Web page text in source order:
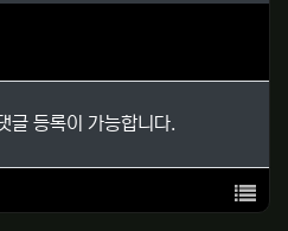
글 등록이 가능합니다.
목록